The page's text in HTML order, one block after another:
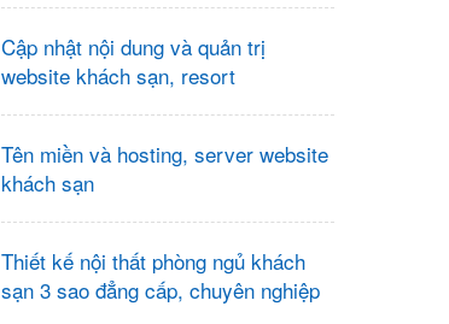
Cập nhật nội dung và quản trị
website khách sạn, resort
Tên miền và hosting, server website
khách sạn
Thiết kế nội thất phòng ngủ khách
sạn 3 sao đẳng cấp, chuyên nghiệp